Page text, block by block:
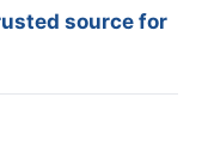
source for